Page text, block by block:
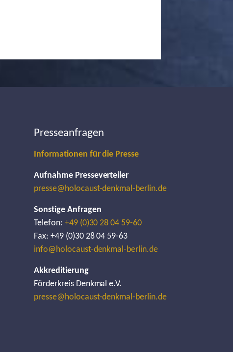
Presseanfragen
Informationen für die Presse
Aufnahme Presseverteiler
presse@holocaust-denkmal-berlin.de
Sonstige Anfragen
Telefon: +49 (0)30 28 04 59-60
Fax: +49 (0)30 28 04 59-63
info@holocaust-denkmal-berlin.de
Akkreditierung
Förderkreis Denkmal e.V.
presse@holocaust-denkmal-berlin.de